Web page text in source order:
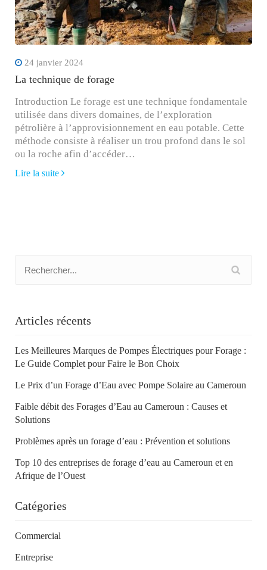
24 janvier 2024
La technique de forage
Introduction Le forage est une technique fondamentale
utilisée dans divers domaines, de l’exploration
pétrolière à l’approvisionnement en eau potable. Cette
méthode consiste à réaliser un trou profond dans le sol
ou la roche afin d’accéder…
Lire la suite
Articles récents
Les Meilleures Marques de Pompes Électriques pour Forage :
Le Guide Complet pour Faire le Bon Choix
Le Prix d’un Forage d’Eau avec Pompe Solaire au Cameroun
Faible débit des Forages d’Eau au Cameroun : Causes et
Solutions
Problèmes après un forage d’eau : Prévention et solutions
Top 10 des entreprises de forage d’eau au Cameroun et en
Afrique de l’Ouest
Catégories
Commercial
Entreprise